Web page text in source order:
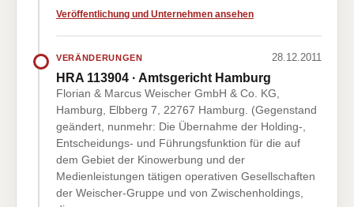
Veröffentlichung und Unternehmen ansehen
VERÄNDERUNGEN 28.12.2011
HRA 113904 · Amtsgericht Hamburg
Florian & Marcus Weischer GmbH & Co. KG,
Hamburg, Elbberg 7, 22767 Hamburg. (Gegenstand
geändert, nunmehr: Die Übernahme der Holding-,
Entscheidungs- und Führungsfunktion für die auf
dem Gebiet der Kinowerbung und der
Medienleistungen tätigen operativen Gesellschaften
der Weischer-Gruppe und von Zwischenholdings,